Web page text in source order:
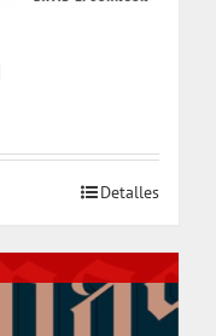
Detalles